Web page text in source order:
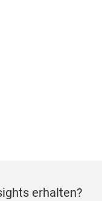
erhalten?